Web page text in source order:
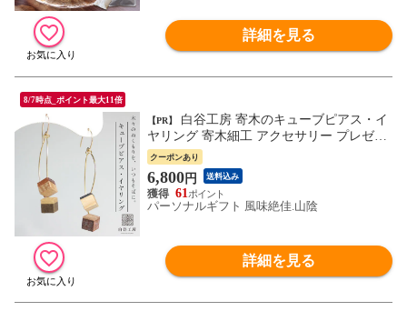
詳細を見る
8/7時点_ポイント最大11倍
【PR】
ヤリング 寄木細工 アクセサリー プレゼン
ト ギフト 送料無料（北海道・沖縄を除
く）
クーポンあり
6,800円 送料込み
61
パーソナルギフト 風味絶佳.山陰
詳細を見る